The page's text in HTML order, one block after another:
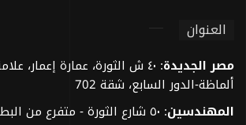
العنوان
مصر الجديدة
: ٤٠ ش الثورة، عمارة إعمار،
ألماظة-الدور السابع، شقة 702
المهندسين
: ٥٠ شارع الثورة - متفرع من